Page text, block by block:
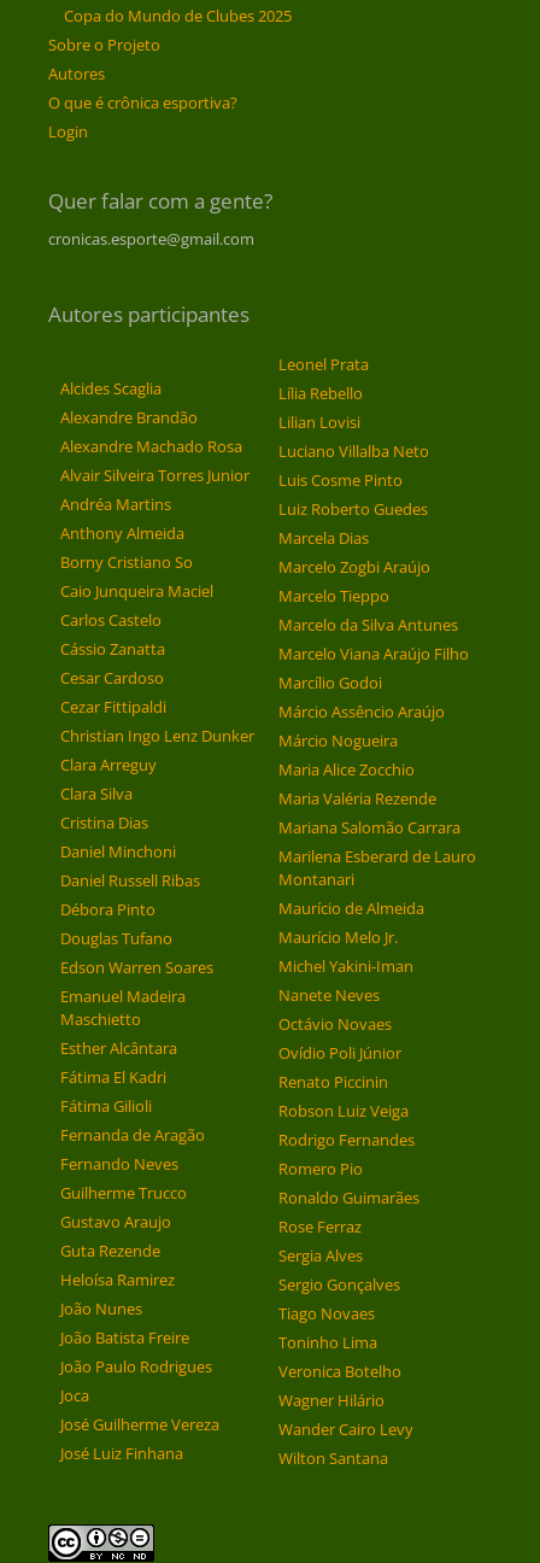
Copa do Mundo de Clubes 2025
Sobre o Projeto
Autores
O que é crônica esportiva?
Login
Quer falar com a gente?
cronicas.esporte@gmail.com
Autores participantes
Alcides Scaglia
Alexandre Brandão
Alexandre Machado Rosa
Alvair Silveira Torres Junior
Andréa Martins
Anthony Almeida
Borny Cristiano So
Caio Junqueira Maciel
Carlos Castelo
Cássio Zanatta
Cesar Cardoso
Cezar Fittipaldi
Christian Ingo Lenz Dunker
Clara Arreguy
Clara Silva
Cristina Dias
Daniel Minchoni
Daniel Russell Ribas
Débora Pinto
Douglas Tufano
Edson Warren Soares
Emanuel Madeira
Maschietto
Esther Alcântara
Fátima El Kadri
Fátima Gilioli
Fernanda de Aragão
Fernando Neves
Guilherme Trucco
Gustavo Araujo
Guta Rezende
Heloísa Ramirez
João Nunes
João Batista Freire
João Paulo Rodrigues
Joca
José Guilherme Vereza
José Luiz Finhana
Leonel Prata
Lília Rebello
Lilian Lovisi
Luciano Villalba Neto
Luis Cosme Pinto
Luiz Roberto Guedes
Marcela Dias
Marcelo Zogbi Araújo
Marcelo Tieppo
Marcelo da Silva Antunes
Marcelo Viana Araújo Filho
Marcílio Godoi
Márcio Assêncio Araújo
Márcio Nogueira
Maria Alice Zocchio
Maria Valéria Rezende
Mariana Salomão Carrara
Marilena Esberard de Lauro
Montanari
Maurício de Almeida
Maurício Melo Jr.
Michel Yakini-Iman
Nanete Neves
Octávio Novaes
Ovídio Poli Júnior
Renato Piccinin
Robson Luiz Veiga
Rodrigo Fernandes
Romero Pio
Ronaldo Guimarães
Rose Ferraz
Sergia Alves
Sergio Gonçalves
Tiago Novaes
Toninho Lima
Veronica Botelho
Wagner Hilário
Wander Cairo Levy
Wilton Santana